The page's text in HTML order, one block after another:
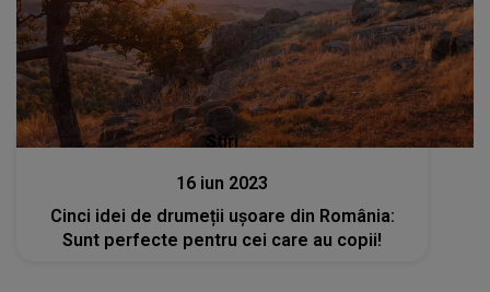
Stiri
16 iun 2023
Cinci idei de drumeții ușoare din România:
Sunt perfecte pentru cei care au copii!